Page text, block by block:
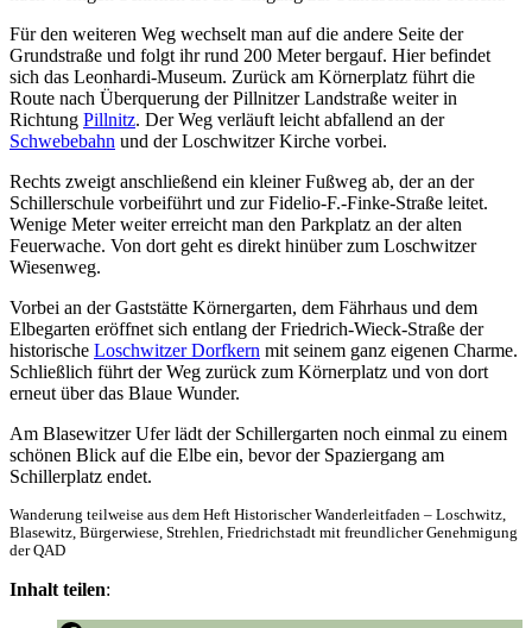
Für den weiteren Weg wechselt man auf die andere Seite der
Grundstraße und folgt ihr rund 200 Meter bergauf. Hier befindet
sich das Leonhardi-Museum. Zurück am Körnerplatz führt die
Route nach Überquerung der Pillnitzer Landstraße weiter in
Richtung Pillnitz. Der Weg verläuft leicht abfallend an der
Schwebebahn und der Loschwitzer Kirche vorbei.
Rechts zweigt anschließend ein kleiner Fußweg ab, der an der
Schillerschule vorbeiführt und zur Fidelio-F.-Finke-Straße leitet.
Wenige Meter weiter erreicht man den Parkplatz an der alten
Feuerwache. Von dort geht es direkt hinüber zum Loschwitzer
Wiesenweg.
Vorbei an der Gaststätte Körnergarten, dem Fährhaus und dem
Elbegarten eröffnet sich entlang der Friedrich-Wieck-Straße der
historische Loschwitzer Dorfkern mit seinem ganz eigenen Charme.
Schließlich führt der Weg zurück zum Körnerplatz und von dort
erneut über das Blaue Wunder.
Am Blasewitzer Ufer lädt der Schillergarten noch einmal zu einem
schönen Blick auf die Elbe ein, bevor der Spaziergang am
Schillerplatz endet.
Wanderung teilweise aus dem Heft Historischer Wanderleitfaden – Loschwitz,
Blasewitz, Bürgerwiese, Strehlen, Friedrichstadt mit freundlicher Genehmigung
der QAD
Inhalt teilen: